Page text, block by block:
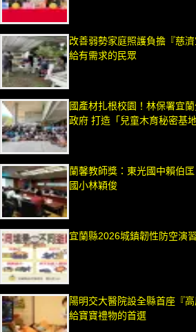
改善弱勢家庭照護負擔『慈
給有需求的民眾
國產材扎根校園！林保署宜
政府 打造「兒童木育秘密基
蘭馨教師獎：東光國中賴伯
國小林穎俊
宜蘭縣2026城鎮韌性防空演
陽明交大醫院設全縣首座『
給寶寶禮物的首選